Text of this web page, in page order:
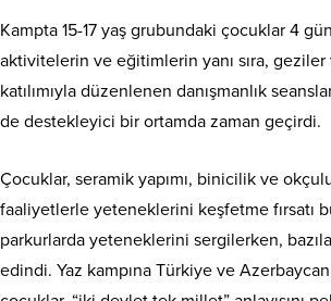
Kampta 15-17 yaş grubundaki çocuklar 4
aktivitelerin ve eğitimlerin yanı sıra, geziler
katılımıyla düzenlenen danışmanlık
de destekleyici bir ortamda zaman geçirdi.
Çocuklar, seramik yapımı, binicilik ve
faaliyetlerle yeteneklerini keşfetme fırsatı
parkurlarda yeteneklerini sergilerken,
edindi. Yaz kampına Türkiye ve